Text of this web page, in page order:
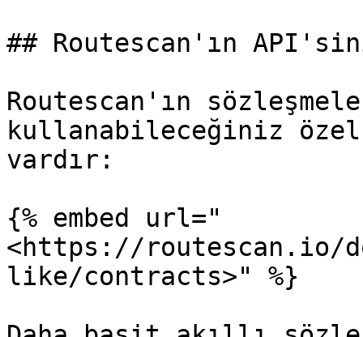
## Routescan'ın
Routescan'ın
kullanabileceğiniz
vardır:
{% embed url="
<https://routescan.io/
like/contracts>" %}